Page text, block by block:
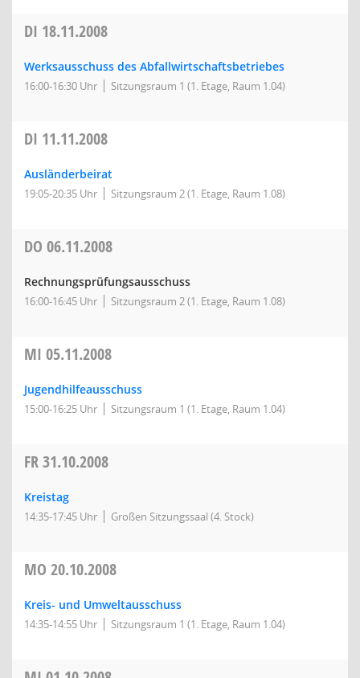
DI 18.11.2008
Werksausschuss des Abfallwirtschaftsbetriebes
16:00-16:30 Uhr Sitzungsraum 1 (1. Etage, Raum 1.04)
DI 11.11.2008
Ausländerbeirat
19:05-20:35 Uhr Sitzungsraum 2 (1. Etage, Raum 1.08)
DO 06.11.2008
Rechnungsprüfungsausschuss
16:00-16:45 Uhr Sitzungsraum 2 (1. Etage, Raum 1.08)
MI 05.11.2008
Jugendhilfeausschuss
15:00-16:25 Uhr Sitzungsraum 1 (1. Etage, Raum 1.04)
FR31.10.2008
Kreistag
14:35-17:45 Uhr Großen Sitzungssaal (4. Stock)
MO 20.10.2008
Kreis- und Umweltausschuss
14:35-14:55 Uhr Sitzungsraum 1 (1. Etage, Raum 1.04)